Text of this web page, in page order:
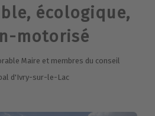
écologique,
motorisé
Maire et membres du conseil
d'Ivry-sur-le-Lac